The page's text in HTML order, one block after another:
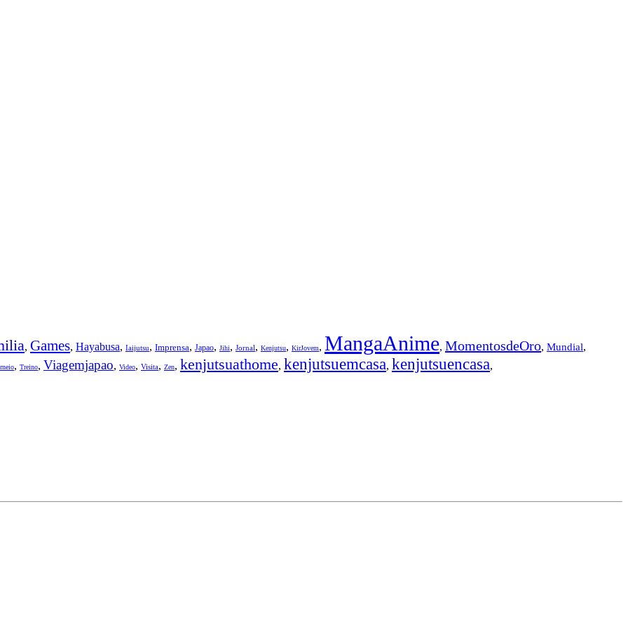
, Games, Hayabusa, Iaijutsu, Imprensa, Japao, Jihi, Jornal, Kenjutsu, KirJovem, MangaAnime, MomentosdeOro, Mundial,
, Treino, Viagemjapao, Video, Visita, Zen, kenjutsuathome, kenjutsuemcasa, kenjutsuencasa,